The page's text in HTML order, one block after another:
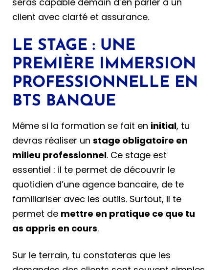
client avec clarté et assurance.
LE STAGE : UNE
PREMIÈRE IMMERSION
PROFESSIONNELLE EN
BTS BANQUE
Même si la formation se fait en initial, tu
devras réaliser un stage obligatoire en
milieu professionnel. Ce stage est
essentiel : il te permet de découvrir le
quotidien d’une agence bancaire, de te
familiariser avec les outils. Surtout, il te
permet de mettre en pratique ce que tu
as appris en cours.
Sur le terrain, tu constateras que les